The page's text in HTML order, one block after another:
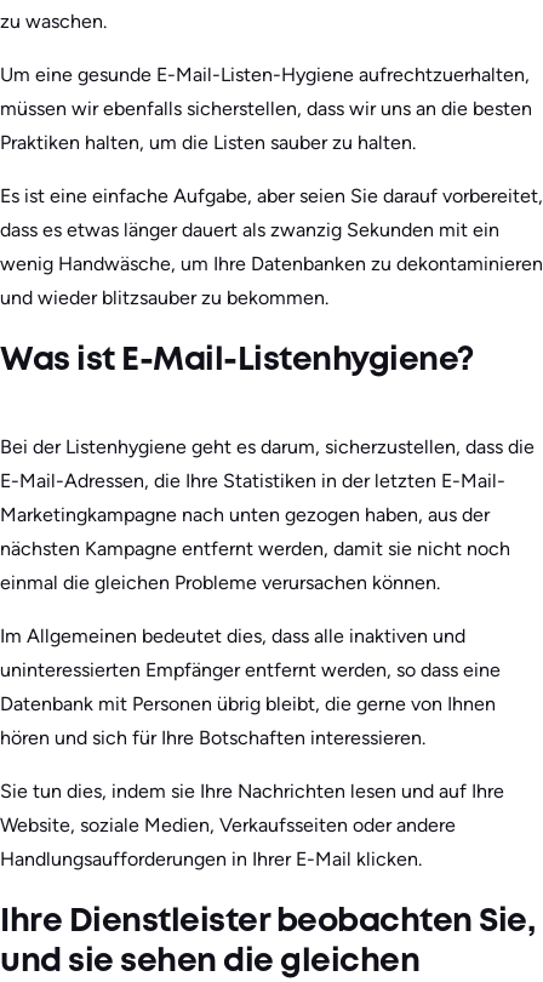
zu waschen.
Um eine gesunde E-Mail-Listen-Hygiene aufrechtzuerhalten,
müssen wir ebenfalls sicherstellen, dass wir uns an die besten
Praktiken halten, um die Listen sauber zu halten.
Es ist eine einfache Aufgabe, aber seien Sie darauf vorbereitet,
dass es etwas länger dauert als zwanzig Sekunden mit ein
wenig Handwäsche, um Ihre Datenbanken zu dekontaminieren
und wieder blitzsauber zu bekommen.
Was ist E-Mail-Listenhygiene?
Bei der Listenhygiene geht es darum, sicherzustellen, dass die
E-Mail-Adressen, die Ihre Statistiken in der letzten E-Mail-
Marketingkampagne nach unten gezogen haben, aus der
nächsten Kampagne entfernt werden, damit sie nicht noch
einmal die gleichen Probleme verursachen können.
Im Allgemeinen bedeutet dies, dass alle inaktiven und
uninteressierten Empfänger entfernt werden, so dass eine
Datenbank mit Personen übrig bleibt, die gerne von Ihnen
hören und sich für Ihre Botschaften interessieren.
Sie tun dies, indem sie Ihre Nachrichten lesen und auf Ihre
Website, soziale Medien, Verkaufsseiten oder andere
Handlungsaufforderungen in Ihrer E-Mail klicken.
Ihre Dienstleister beobachten Sie,
und sie sehen die gleichen